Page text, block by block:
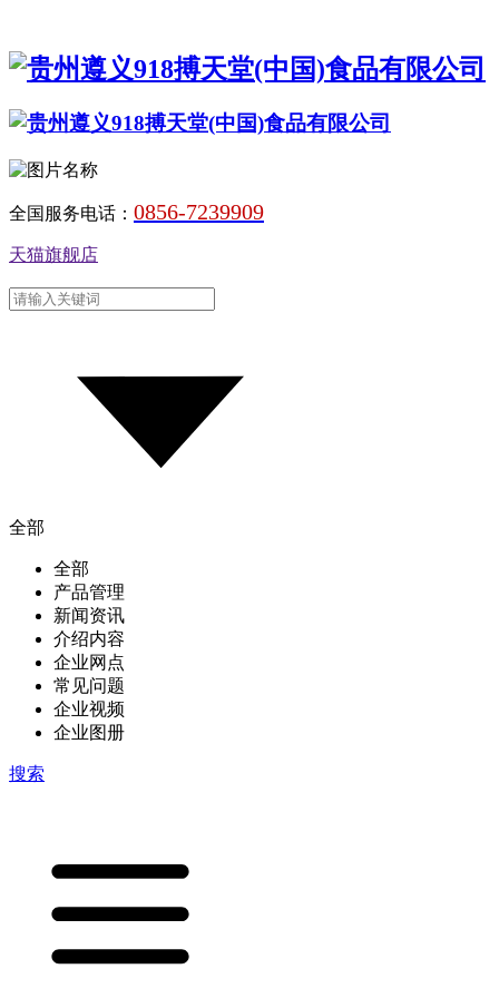
全国服务电话： 0856-7239909
天猫旗舰店
全部
全部
产品管理
新闻资讯
介绍内容
企业网点
常见问题
企业视频
企业图册
搜索